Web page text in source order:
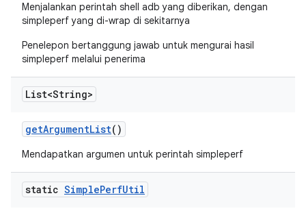
Menjalankan perintah shell adb yang diberikan, dengan
simpleperf yang di-wrap di sekitarnya
Penelepon bertanggung jawab untuk mengurai hasil
simpleperf melalui penerima
List<String>
getArgumentList()
Mendapatkan argumen untuk perintah simpleperf
static SimplePerfUtil